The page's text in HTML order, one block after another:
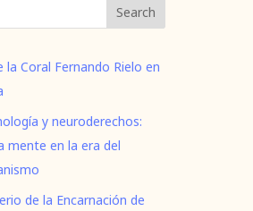
Search
la Coral Fernando Rielo en
y neuroderechos:
mente en la era del
de la Encarnación de